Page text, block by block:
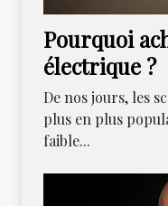
Pourquoi
électrique ?
De nos jours, les
plus en plus
faible...